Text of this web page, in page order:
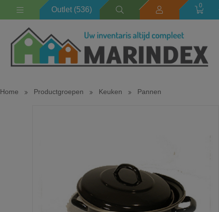
Outlet (536) 0
Home Productgroepen Keuken Pannen